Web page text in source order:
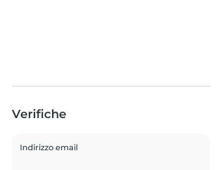
Verifiche
Indirizzo email